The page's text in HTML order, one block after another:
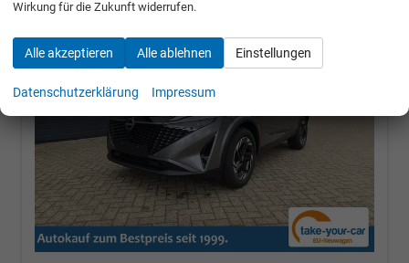
Wirkung für die Zukunft widerrufen.
Alle akzeptieren Alle ablehnen Einstellungen
Datenschutzerklärung Impressum